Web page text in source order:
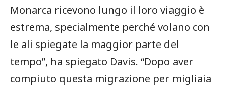
Monarca ricevono lungo il loro viaggio è⁤
estrema, specialmente perché volano con
le ali spiegate la maggior parte del
tempo”, ha spiegato Davis. “Dopo aver
compiuto questa migrazione per migliaia